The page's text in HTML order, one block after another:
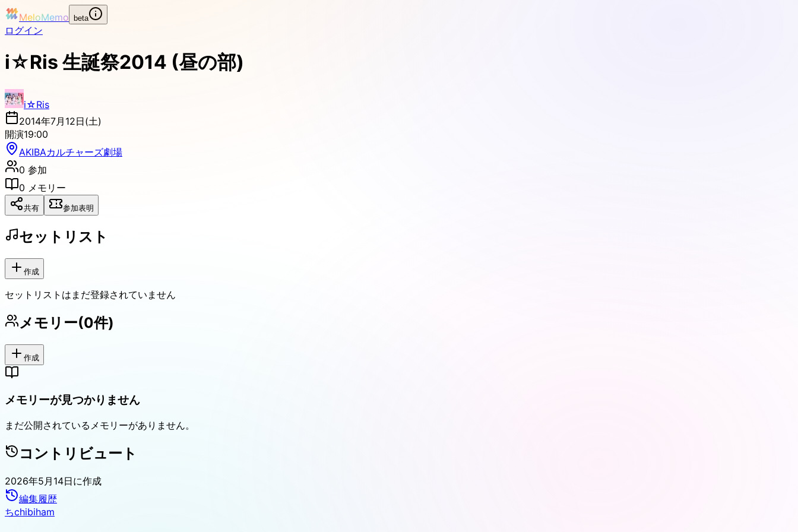
MeloMemo beta
ログイン
i☆Ris 生誕祭2014 (昼の部)
i☆Ris
2014年7月12日(土)
開演19:00
AKIBAカルチャーズ劇場
0 参加
0 メモリー
共有 参加表明
セットリスト
作成
セットリストはまだ登録されていません
メモリー(0件)
作成
メモリーが見つかりません
まだ公開されているメモリーがありません。
コントリビュート
2026年5月14日に作成
編集履歴
ちchibiham